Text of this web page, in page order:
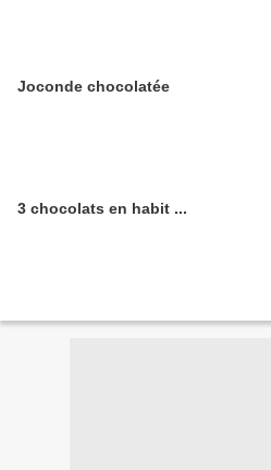
Joconde chocolatée
3 chocolats en habit ...